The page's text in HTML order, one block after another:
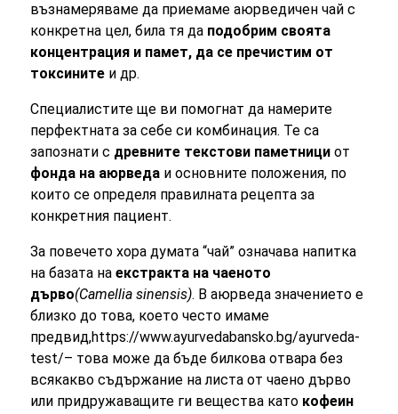
възнамеряваме да приемаме аюрведичен чай с
конкретна цел, била тя да подобрим своята
концентрация и памет, да се пречистим от
токсините и др.
Специалистите ще ви помогнат да намерите
перфектната за себе си комбинация. Те са
запознати с древните текстови паметници от
фонда на аюрведа и основните положения, по
които се определя правилната рецепта за
конкретния пациент.
За повечето хора думата “чай” означава напитка
на базата наекстракта на чаеното
дърво(Camellia sinensis). В аюрведа значението е
близко до това, което често имаме
предвид,https://www.ayurvedabansko.bg/ayurveda-
test/– това може да бъде билкова отвара без
всякакво съдържание на листа от чаено дърво
или придружаващите ги вещества като кофеин